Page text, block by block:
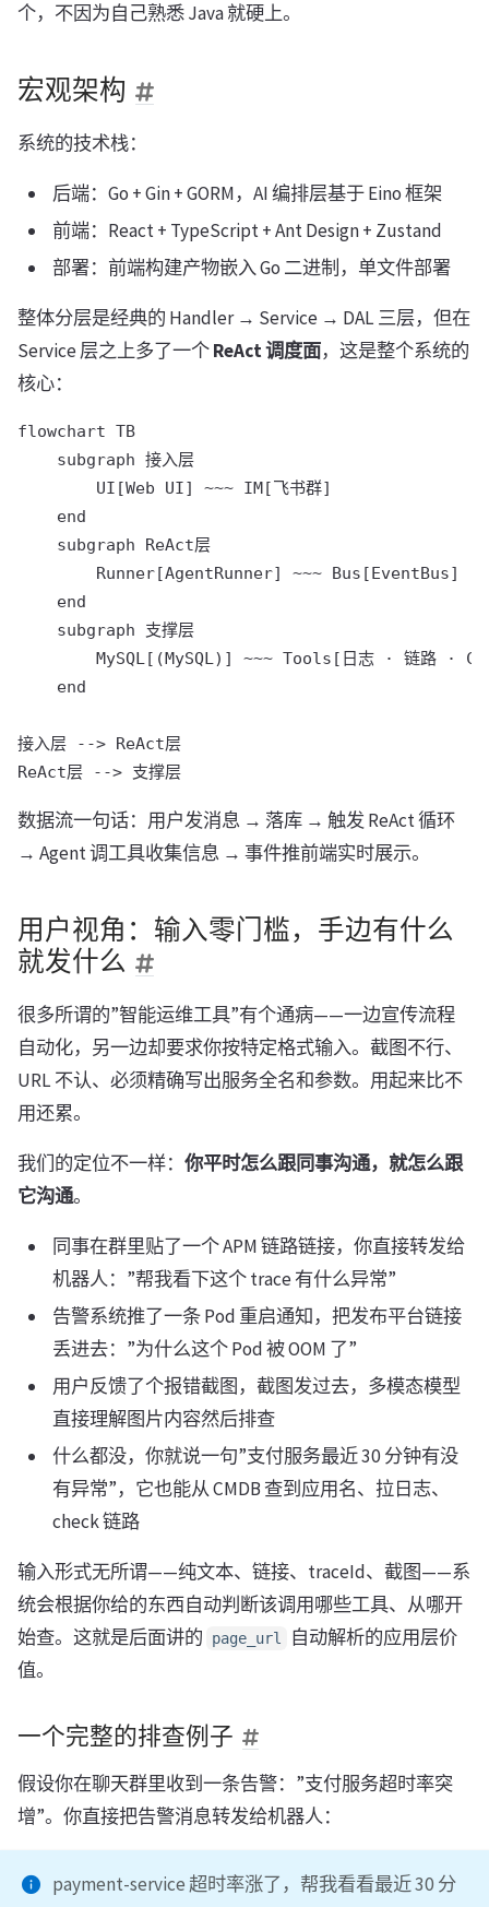
个，不因为自己熟悉 Java 就硬上。
宏观架构
系统的技术栈：
后端：Go + Gin + GORM，AI 编排层基于 Eino 框架
前端：React + TypeScript + Ant Design + Zustand
部署：前端构建产物嵌入 Go 二进制，单文件部署
整体分层是经典的 Handler → Service → DAL 三层，但在
Service 层之上多了一个ReAct 调度面，这是整个系统的
核心：
flowchart TB
    subgraph 接入层
        UI[Web UI] ~~~ IM[飞书群]
    end
    subgraph ReAct层
        Runner[AgentRunner] ~~~ Bus[EventBus]
    end
    subgraph 支撑层
MySQL[(MySQL)] ~~~ Tools[日志 · 链路 ·
    end
接入层 --> ReAct层
数据流一句话：用户发消息 → 落库 → 触发 ReAct 循环
→ Agent 调工具收集信息 → 事件推前端实时展示。
用户视角：输入零门槛，手边有什么
就发什么
很多所谓的”智能运维工具”有个通病——一边宣传流程
自动化，另一边却要求你按特定格式输入。截图不行、
URL 不认、必须精确写出服务全名和参数。用起来比不
用还累。
我们的定位不一样： 你平时怎么跟同事沟通，就怎么跟
它沟通。
同事在群里贴了一个 APM 链路链接，你直接转发给
机器人：”帮我看下这个 trace 有什么异常”
告警系统推了一条 Pod 重启通知，把发布平台链接
丢进去：”为什么这个 Pod 被 OOM 了”
用户反馈了个报错截图，截图发过去，多模态模型
直接理解图片内容然后排查
什么都没，你就说一句”支付服务最近 30 分钟有没
有异常”，它也能从 CMDB 查到应用名、拉日志、
check 链路
输入形式无所谓——纯文本、链接、traceId、截图——系
统会根据你给的东西自动判断该调用哪些工具、从哪开
始查。这就是后面讲的
page_url
自动解析的应用层价
值。
一个完整的排查例子
假设你在聊天群里收到一条告警：”支付服务超时率突
增”。你直接把告警消息转发给机器人：
payment-service 超时率涨了，帮我看看最近 30 分